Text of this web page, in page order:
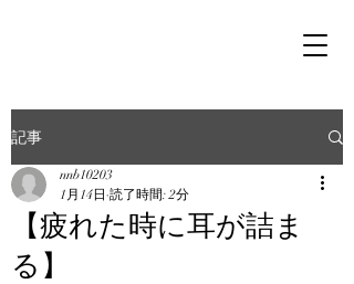
記事
【疲れた時に耳が詰ま
る】
nnb10203
1月14日 読了時間: 2分